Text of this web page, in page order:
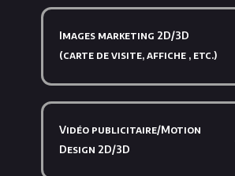
Images marketing 2D/3D
(carte de visite, affiche , etc.)
Vidéo publicitaire/Motion
Design 2D/3D